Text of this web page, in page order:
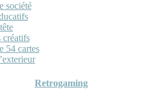
société
54 cartes
Retrogaming